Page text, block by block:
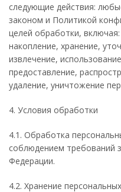
следующие действия:
законом и Политикой
целей обработки,
накопление, хранение,
извлечение,
предоставление,
удаление, уничтожение
4. Условия обработки
4.1. Обработка
соблюдением требований
Федерации.
4.2. Хранение